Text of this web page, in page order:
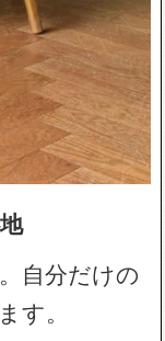
自分だけの
す。